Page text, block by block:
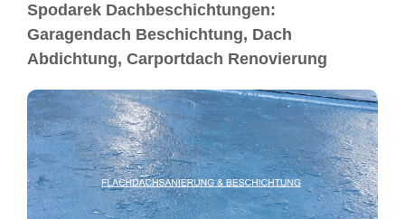
Spodarek Dachbeschichtungen:
Garagendach Beschichtung, Dach
Abdichtung, Carportdach Renovierung